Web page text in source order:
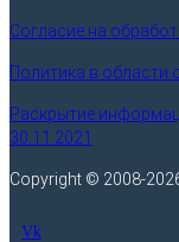
Согласие на
Политика в области
Раскрытие
30.11.2021
Copyright © 2008-
Vk